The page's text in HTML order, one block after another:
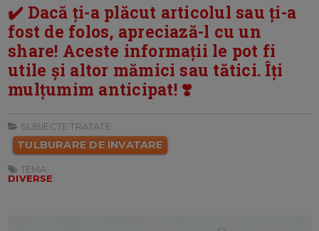
✔️ Dacă ți-a plăcut articolul sau ți-a
fost de folos, apreciază-l cu un
share! Aceste informații le pot fi
utile și altor mămici sau tătici. Îți
mulțumim anticipat! ❣️
SUBIECTE TRATATE:
TULBURARE DE INVATARE
TEMA:
DIVERSE